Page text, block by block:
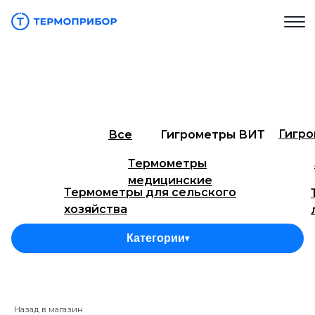
Термометры для инкубаторов
Термометры технические ТТЖ
Термометры для сельского
хозяйства
Термометры
медицинские
Гигрометры ВИТ
Все
Категории▾
Назад в магазин